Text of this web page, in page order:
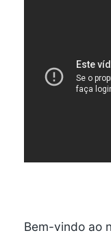
Bem-vindo ao